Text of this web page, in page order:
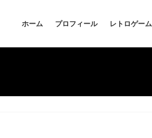
ホーム プロフィール レトロゲーム